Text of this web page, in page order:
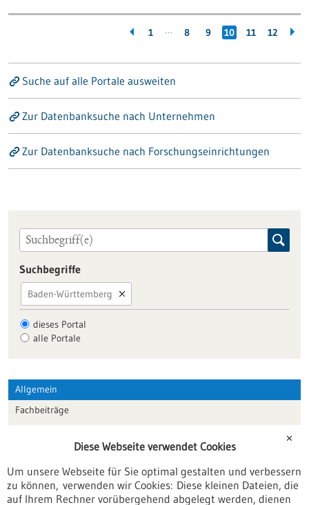
1 … 8 9 10 11 12
Suche auf alle Portale ausweiten
Zur Datenbanksuche nach Unternehmen
Zur Datenbanksuche nach Forschungseinrichtungen
Suchbegriffe
Baden-Württemberg
dieses Portal
alle Portale
Allgemein
Fachbeiträge
Veranstaltungen
Erscheinungsdatum
✕
Diese Webseite verwendet Cookies
Um unsere Webseite für Sie optimal gestalten und verbessern
zu können, verwenden wir Cookies: Diese kleinen Dateien, die
auf Ihrem Rechner vorübergehend abgelegt werden, dienen